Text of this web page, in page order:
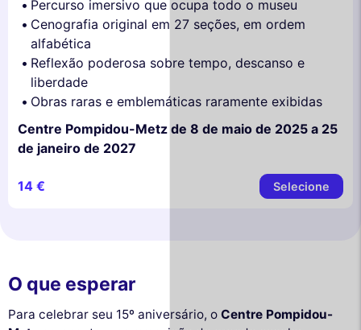
Percurso imersivo que ocupa todo o museu
Cenografia original em 27 seções, em ordem
alfabética
Reflexão poderosa sobre tempo, descanso e
liberdade
Obras raras e emblemáticas raramente exibidas
Centre Pompidou-Metz de 8 de maio de 2025 a 25
de janeiro de 2027
14 € Selecione
O que esperar
Para celebrar seu 15º aniversário, o Centre Pompidou-